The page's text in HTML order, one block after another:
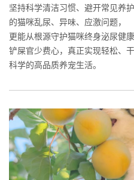
坚持科学清洁习惯、避开常见养
的猫咪乱尿、异味、应激问题，
更能从根源守护猫咪终身泌尿健
铲屎官少费心，真正实现轻松、干
科学的高品质养宠生活。